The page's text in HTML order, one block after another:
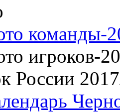
команды-
игроков-
России